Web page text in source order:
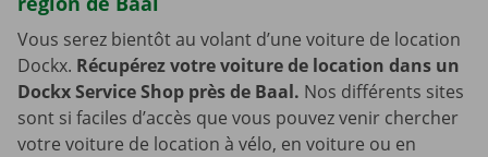
Vous serez bientôt au volant d’une voiture de location
Dockx. Récupérez votre voiture de location dans un
Dockx Service Shop près de Baal. Nos différents sites
sont si faciles d’accès que vous pouvez venir chercher
votre voiture de location à vélo, en voiture ou en